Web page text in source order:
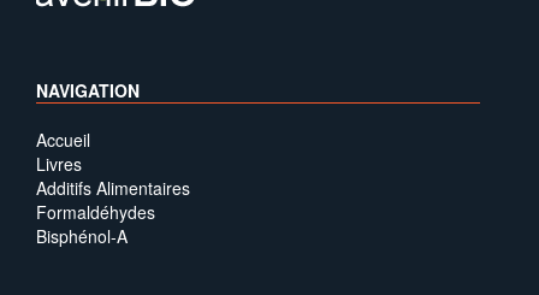
NAVIGATION
Accueil
Livres
Additifs Alimentaires
Formaldéhydes
Bisphénol-A